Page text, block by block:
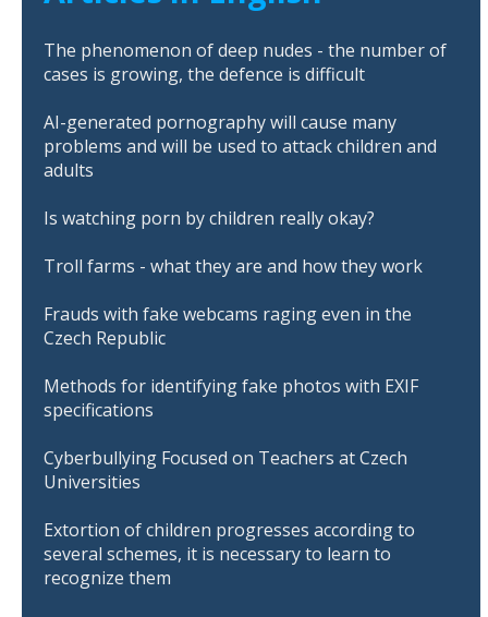
The phenomenon of deep nudes - the number of
cases is growing, the defence is difficult
AI-generated pornography will cause many
problems and will be used to attack children and
adults
Is watching porn by children really okay?
Troll farms - what they are and how they work
Frauds with fake webcams raging even in the
Czech Republic
Methods for identifying fake photos with EXIF
specifications
Cyberbullying Focused on Teachers at Czech
Universities
Extortion of children progresses according to
several schemes, it is necessary to learn to
recognize them